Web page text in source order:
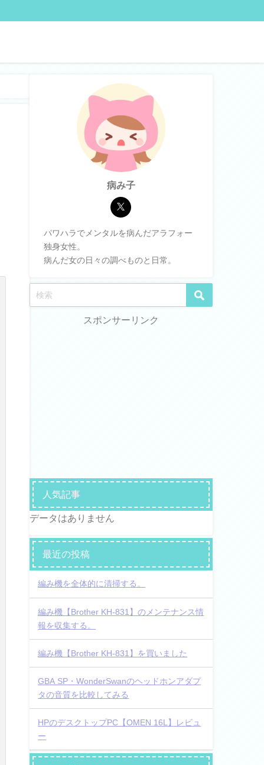
病み子
パワハラでメンタルを病んだアラフォー
独身女性。
病んだ女の日々の調べものと日常。
スポンサーリンク
人気記事
データはありません
最近の投稿
編み機を全体的に清掃する。
編み機【Brother KH-831】のメンテナンス情
報を収集する。
編み機【Brother KH-831】を買いました
GBA SP・WonderSwanのヘッドホンアダプ
タの音質を比較してみる
HPのデスクトップPC【OMEN 16L】レビュ
ー